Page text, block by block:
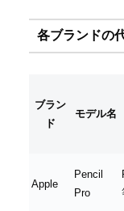
各ブランドの
ブラン
ド
モデル名
Apple
Pencil
Pro